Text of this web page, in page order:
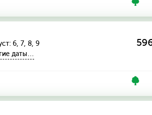
6, 7, 8, 9
даты…